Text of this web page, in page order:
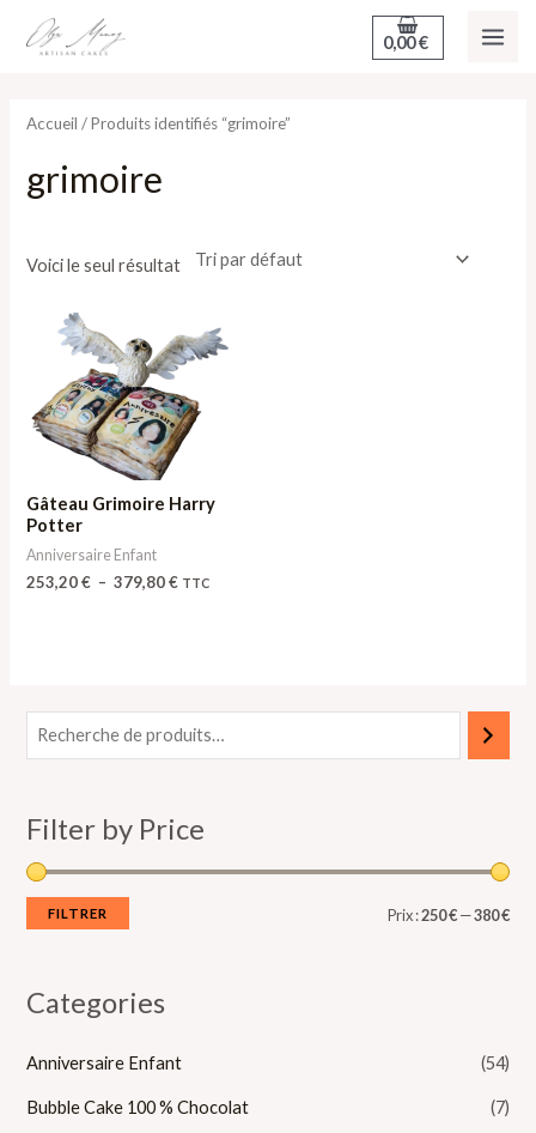
0,00€
Accueil / Produits identifiés “grimoire”
grimoire
Voici le seul résultat
Gâteau Grimoire Harry
Potter
Anniversaire Enfant
253,20€ – 379,80€
de
prix :
à
379,80 €
TTC
Filter by Price
r
m
i
r
m
a
FILTRER Prix :250 €—380 €
Categories
Anniversaire Enfant (54)
Bubble Cake 100 % Chocolat (7)